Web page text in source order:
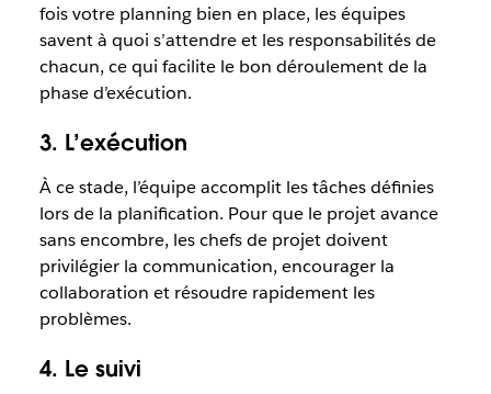
fois votre planning bien en place, les équipes
savent à quoi s’attendre et les responsabilités de
chacun, ce qui facilite le bon déroulement de la
phase d’exécution.
3. L’exécution
À ce stade, l’équipe accomplit les tâches définies
lors de la planification. Pour que le projet avance
sans encombre, les chefs de projet doivent
privilégier la communication, encourager la
collaboration et résoudre rapidement les
problèmes.
4. Le suivi